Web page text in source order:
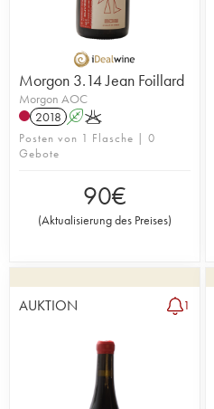
Morgon 3.14 Jean Foillard
Morgon AOC
2018 AK
Posten von 1 Flasche | 0
Gebote
90€
(Aktualisierung des Preises)
AUKTION 1